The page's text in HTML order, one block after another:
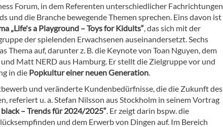
Forum, in dem Referenten unterschiedlicher Fachrichtungen
und die Branche bewegende Themen sprechen. Eins davon ist
„Life's a Playground – Toys for Kidults“, das sich mit der
der spielenden Erwachsenen auseinandersetzt. Sechs
Thema auf, darunter z. B. die Keynote von Toan Nguyen, dem
Matt NERD aus Hamburg. Er stellt die Zielgruppe vor und
in die Popkultur einer neuen Generation.
und veränderte Kundenbedürfnisse, die die Zukunft des
referiert u. a. Stefan Nilsson aus Stockholm in seinem Vortrag
– Trends für 2024/2025“. Er zeigt darin bspw. die
und dem Erwerb von Dingen auf. Im Bereich